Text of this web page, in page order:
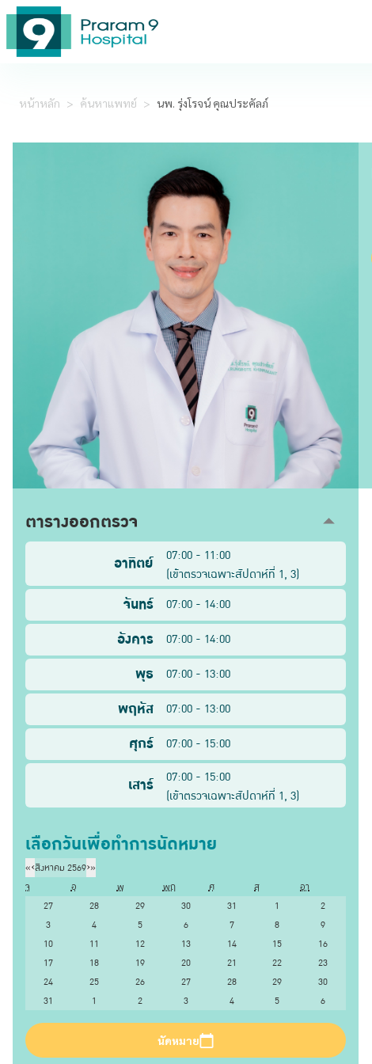
หน้าหลัก > ค้นหาแพทย์ > นพ. รุ่งโรจน์ คุณประคัลภ์
ตารางออกตรวจ
อาทิตย์
07:00 - 11:00
(เข้าตรวจเฉพาะสัปดาห์ที่ 1, 3)
จันทร์ 07:00 - 14:00
อังคาร 07:00 - 14:00
พุธ 07:00 - 13:00
พฤหัส 07:00 - 13:00
ศุกร์ 07:00 - 15:00
เสาร์
07:00 - 15:00
(เข้าตรวจเฉพาะสัปดาห์ที่ 1, 3)
เลือกวันเพื่อทำการนัดหมาย
«‹สิงหาคม 2569›»
จ
อ พ พฤ ศ ส
อา
27
28 29 30 31 1
2
3
4 5 6 7 8
9
10
11 12 13 14 15
16
17
18 19 20 21 22
23
24
25 26 27 28 29
30
31
1 2 3 4 5 6
นัดหมาย